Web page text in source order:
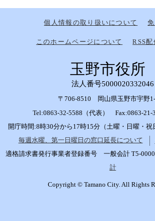
個人情報の取り扱いについて
このホームページについて RSS
玉野市役所
法人番号5000020332046
〒706-8510 岡山県玉野市宇野1-
Tel:0863-32-5588（代表） Fax:0863-21-
開庁時間:8時30分から17時15分（土曜・日曜・祝
毎週水曜、第一日曜日の窓口延長について
適格請求書発行事業者登録番号 一般会計 T5-
計
Copyright © Tamano City. All Rights